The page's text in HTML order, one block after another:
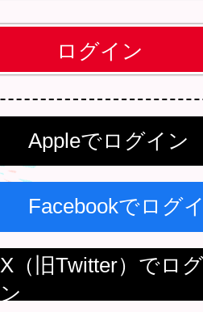
Appleでログイン
Facebookでログ
X（旧Twitter）でロ
ン